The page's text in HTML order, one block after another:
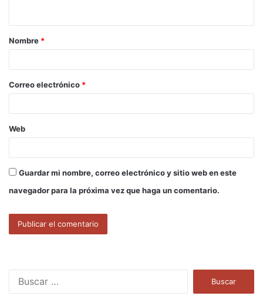
a
r
*
Nombre *
Correo electrónico *
Web
Guardar mi nombre, correo electrónico y sitio web en este
navegador para la próxima vez que haga un comentario.